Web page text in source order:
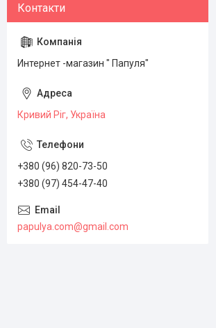
Интернет -магазин " Папуля"
Кривий Ріг, Україна
+380 (96) 820-73-50
+380 (97) 454-47-40
papulya.com@gmail.com